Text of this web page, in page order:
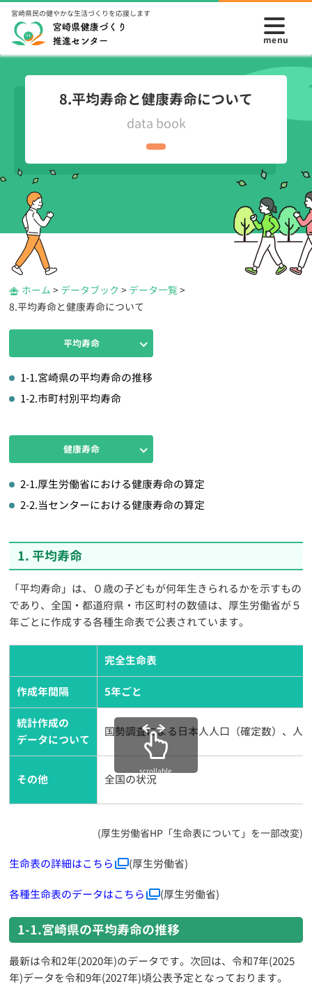
宮崎県民の健やかな生活づくりを応援します
8.平均寿命と健康寿命について
data book
ホーム > データブック > データ一覧>
8.平均寿命と健康寿命について
平均寿命
1-1.宮崎県の平均寿命の推移
1-2.市町村別平均寿命
健康寿命
2-1.厚生労働省における健康寿命の算定
2-2.当センターにおける健康寿命の算定
1. 平均寿命
「平均寿命」は、０歳の子どもが何年生きられるかを示すもの
であり、全国・都道府県・市区町村の数値は、厚生労働省が５
年ごとに作成する各種生命表で公表されています。
完全生命表
作成年間隔 5年ごと
統計作成の
データについて
国勢調査による日本人人口（確定数）、人
その他 全国の状況
(厚生労働省HP「生命表について」を一部改変)
生命表の詳細はこちら (厚生労働省)
各種生命表のデータはこちら (厚生労働省)
1-1.宮崎県の平均寿命の推移
最新は令和2年(2020年)のデータです。次回は、令和7年(2025
年)データを令和9年(2027年)頃公表予定となっております。